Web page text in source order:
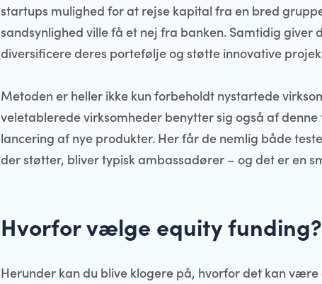
startups mulighed for at rejse kapital fra en bred
sandsynlighed ville få et nej fra banken. Samtidig giver
diversificere deres portefølje og støtte innovative
Metoden er heller ikke kun forbeholdt nystartede
veletablerede virksomheder benytter sig også af
lancering af nye produkter. Her får de nemlig både
der støtter, bliver typisk ambassadører – og det er en
Hvorfor vælge equity funding?
Herunder kan du blive klogere på, hvorfor det kan